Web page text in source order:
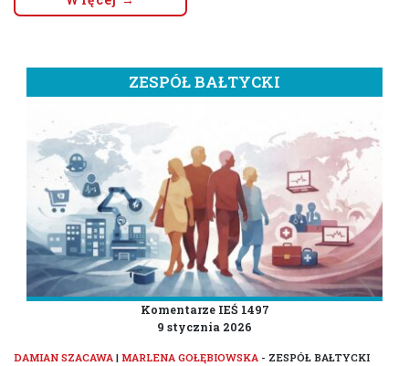
ZESPÓŁ BAŁTYCKI
Komentarze IEŚ 1497
9 stycznia 2026
DAMIAN SZACAWA | MARLENA GOŁĘBIOWSKA - ZESPÓŁ BAŁTYCKI